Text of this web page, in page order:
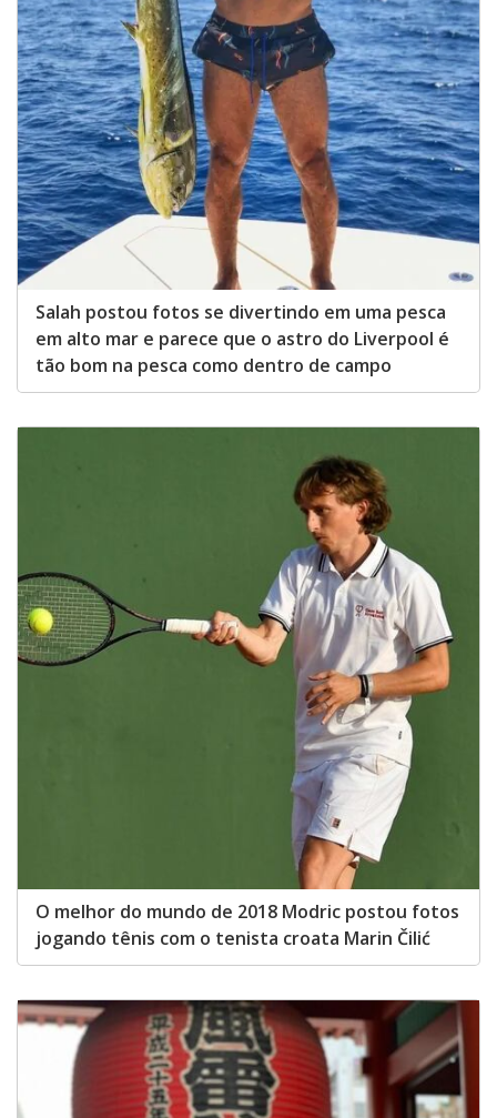
Salah postou fotos se divertindo em uma pesca
em alto mar e parece que o astro do Liverpool é
tão bom na pesca como dentro de campo
O melhor do mundo de 2018 Modric postou fotos
jogando tênis com o tenista croata Marin Čilić